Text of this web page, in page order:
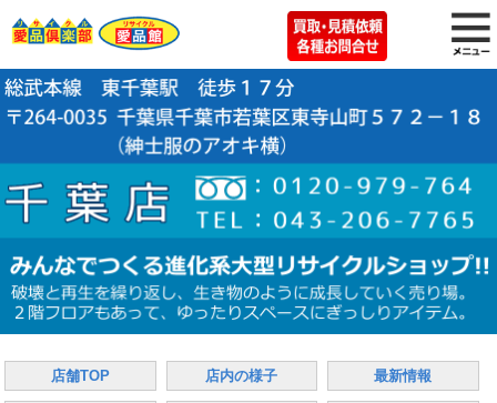
店舗TOP 店内の様子 最新情報